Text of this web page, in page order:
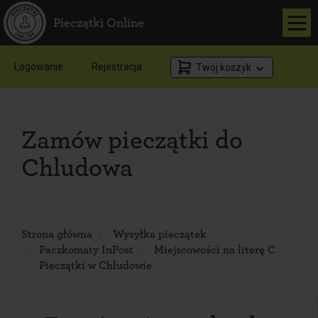
Pieczątki Online
Logowanie Rejestracja Twój koszyk
Zamów pieczątki do
Chludowa
Strona główna
Wysyłka pieczątek
Paczkomaty InPost
Miejscowości na literę C
Pieczątki w Chludowie